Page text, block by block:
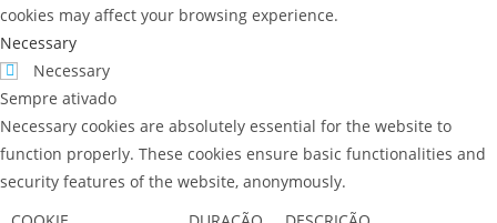
cookies may affect your browsing experience.
Necessary
Necessary
Sempre ativado
Necessary cookies are absolutely essential for the website to
function properly. These cookies ensure basic functionalities and
security features of the website, anonymously.